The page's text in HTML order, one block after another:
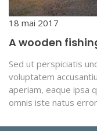
18 mai 2017
A wooden
Sed ut perspiciatis
voluptatem
aperiam, eaque ipsa
omnis iste natus